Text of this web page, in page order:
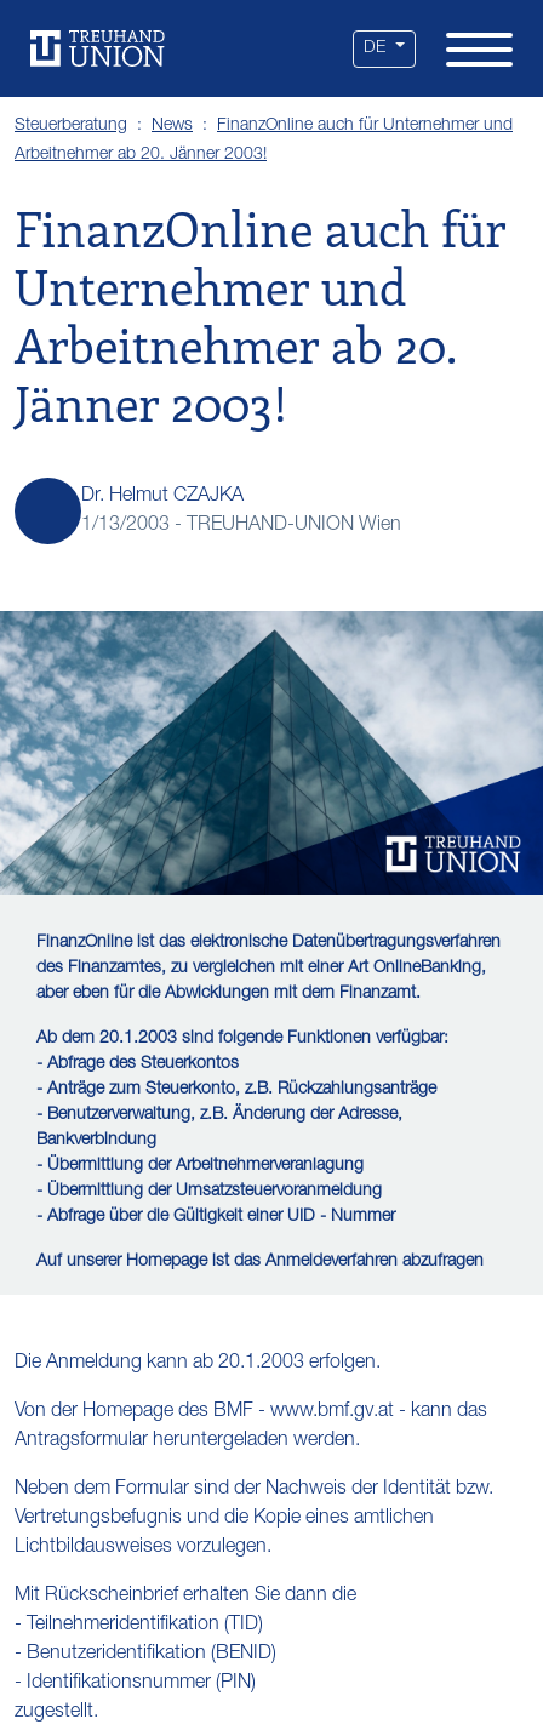
DE
Steuerberatung News
FinanzOnline auch für Unternehmer und
Arbeitnehmer ab 20. Jänner 2003!
FinanzOnline auch für
Unternehmer und
Arbeitnehmer ab 20.
Jänner 2003!
Dr. Helmut CZAJKA
1/13/2003 - TREUHAND-UNION Wien
FinanzOnline ist das elektronische Datenübertragungsverfahren
des Finanzamtes, zu vergleichen mit einer Art OnlineBanking,
aber eben für die Abwicklungen mit dem Finanzamt.
Ab dem 20.1.2003 sind folgende Funktionen verfügbar:
- Abfrage des Steuerkontos
- Anträge zum Steuerkonto, z.B. Rückzahlungsanträge
- Benutzerverwaltung, z.B. Änderung der Adresse,
Bankverbindung
- Übermittlung der Arbeitnehmerveranlagung
- Übermittlung der Umsatzsteuervoranmeldung
- Abfrage über die Gültigkeit einer UID - Nummer
Auf unserer Homepage ist das Anmeldeverfahren abzufragen
Die Anmeldung kann ab 20.1.2003 erfolgen.
Von der Homepage des BMF - www.bmf.gv.at - kann das
Antragsformular heruntergeladen werden.
Neben dem Formular sind der Nachweis der Identität bzw.
Vertretungsbefugnis und die Kopie eines amtlichen
Lichtbildausweises vorzulegen.
Mit Rückscheinbrief erhalten Sie dann die
- Teilnehmeridentifikation (TID)
- Benutzeridentifikation (BENID)
- Identifikationsnummer (PIN)
zugestellt.